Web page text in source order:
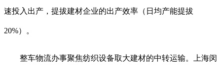
速投入出产，提拔建材企业的出产效率（日均产能提拔
20%）。
整车物流办事聚焦纺织设备取大建材的中转运输。上海闵